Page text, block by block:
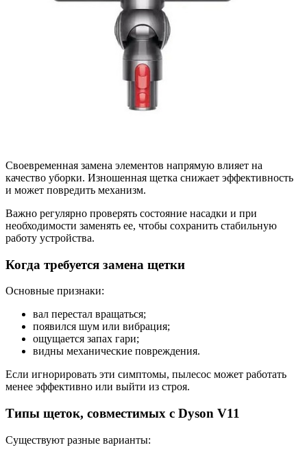
Своевременная замена элементов напрямую влияет на
качество уборки. Изношенная щетка снижает эффективность
и может повредить механизм.
Важно регулярно проверять состояние насадки и при
необходимости заменять ее, чтобы сохранить стабильную
работу устройства.
Когда требуется замена щетки
Основные признаки:
вал перестал вращаться;
появился шум или вибрация;
ощущается запах гари;
видны механические повреждения.
Если игнорировать эти симптомы, пылесос может работать
менее эффективно или выйти из строя.
Типы щеток, совместимых с Dyson V11
Существуют разные варианты: